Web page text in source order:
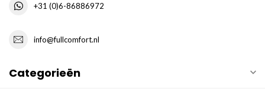
+31 (0)6-86886972
info@fullcomfort.nl
Categorieën